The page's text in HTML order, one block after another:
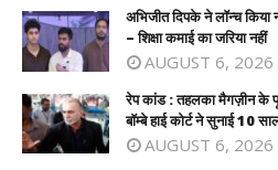
अभिजीत दिपके ने लॉन्च किया
– शिक्षा कमाई का जरिया नहीं
AUGUST 6, 2026
रेप कांड : तहलका मैगज़ीन के
बॉम्बे हाई कोर्ट ने सुनाई 10
AUGUST 6, 2026